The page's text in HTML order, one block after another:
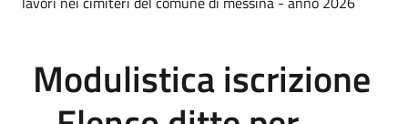
Modulistica iscrizione